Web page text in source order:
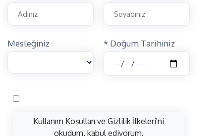
Mesleğiniz * Doğum Tarihiniz
Kullanım Koşulları ve Gizlilik İlkeleri'ni
okudum, kabul ediyorum.